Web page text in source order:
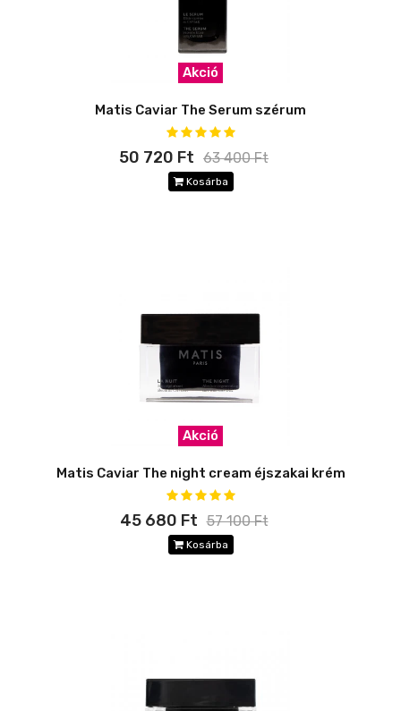
Akció
Matis Caviar The Serum szérum
50 720 Ft 63 400 Ft
Kosárba
Akció
Matis Caviar The night cream éjszakai krém
45 680 Ft 57 100 Ft
Kosárba